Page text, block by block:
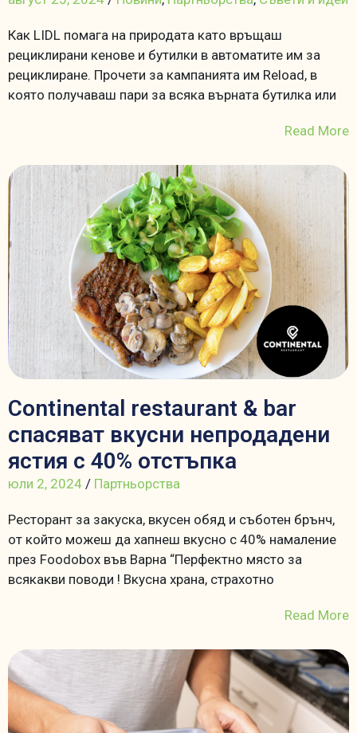
Как LIDL помага на природата като връщаш
рециклирани кенове и бутилки в автоматите им за
рециклиране. Прочети за кампанията им Reload, в
която получаваш пари за всяка върната бутилка или
Read More
Continental restaurant & bar
спасяват вкусни непродадени
ястия с 40% отстъпка
юли 2, 2024 / Партньорства
Ресторант за закуска, вкусен обяд и съботен брънч,
от който можеш да хапнеш вкусно с 40% намаление
през Foodobox във Варна “Перфектно място за
всякакви поводи ! Вкусна храна, страхотно
Read More